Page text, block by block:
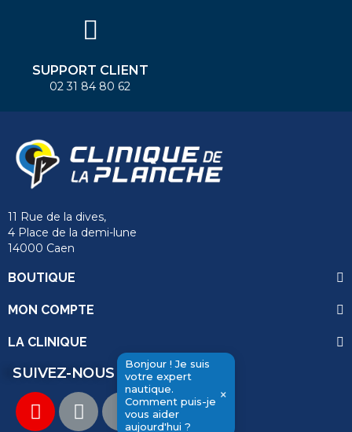
Bonjour ! Je suis
votre expert
nautique.
Comment puis-je
vous aider
aujourd'hui ?
×
SUPPORT CLIENT
02 31 84 80 62
11 Rue de la dives,
4 Place de la demi-lune
14000 Caen
BOUTIQUE
MON COMPTE
LA CLINIQUE
SUIVEZ-NOUS